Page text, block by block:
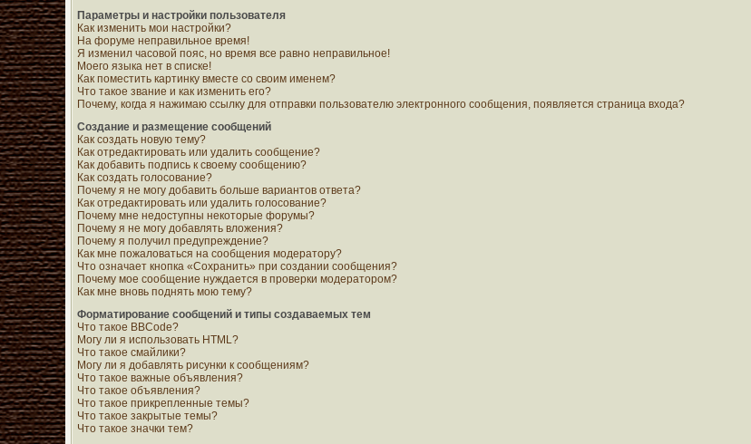
Параметры и настройки пользователя
Как изменить мои настройки?
На форуме неправильное время!
Я изменил часовой пояс, но время все равно неправильное!
Моего языка нет в списке!
Как поместить картинку вместе со своим именем?
Что такое звание и как изменить его?
Почему, когда я нажимаю ссылку для отправки пользователю электронного сообщения, появляется страница входа?
Создание и размещение сообщений
Как создать новую тему?
Как отредактировать или удалить сообщение?
Как добавить подпись к своему сообщению?
Как создать голосование?
Почему я не могу добавить больше вариантов ответа?
Как отредактировать или удалить голосование?
Почему мне недоступны некоторые форумы?
Почему я не могу добавлять вложения?
Почему я получил предупреждение?
Как мне пожаловаться на сообщения модератору?
Что означает кнопка «Сохранить» при создании сообщения?
Почему мое сообщение нуждается в проверки модератором?
Как мне вновь поднять мою тему?
Форматирование сообщений и типы создаваемых тем
Что такое BBCode?
Могу ли я использовать HTML?
Что такое смайлики?
Могу ли я добавлять рисунки к сообщениям?
Что такое важные объявления?
Что такое объявления?
Что такое прикрепленные темы?
Что такое закрытые темы?
Что такое значки тем?